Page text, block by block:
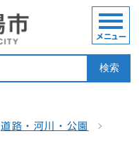
検索
メニュー
道路・河川・公園